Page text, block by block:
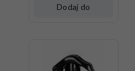
Dodaj do